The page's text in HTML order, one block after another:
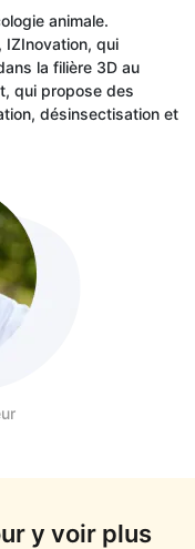
animale.
IZInovation, qui
la filière 3D au
qui propose des
désinsectisation et
y voir plus